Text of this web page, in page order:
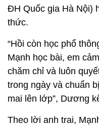
ĐH Quốc gia Hà Nội)
thức.
“Hồi còn học phổ
Mạnh học bài, em
chăm chỉ và luôn
trong ngày và chuẩn
mai lên lớp”, Dương
Theo lời anh trai,